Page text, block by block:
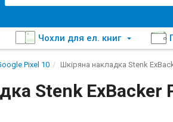
Чохли для ел. книг
Pixel 10 Шкіряна накладка Stenk
Stenk ExBacker